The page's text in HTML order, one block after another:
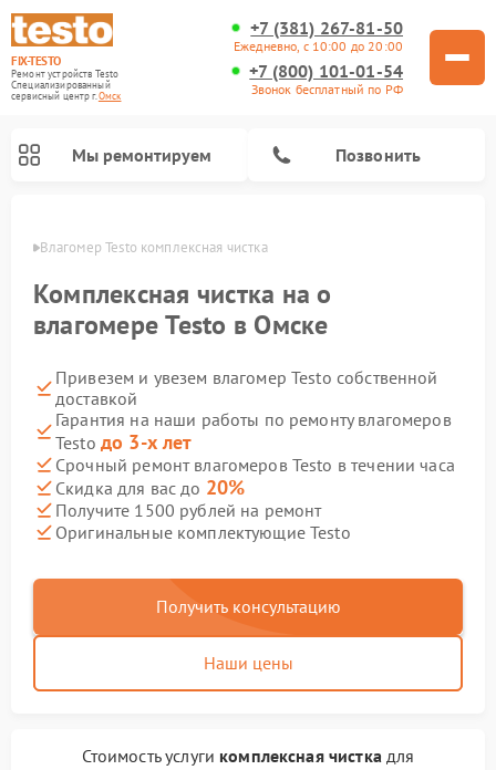
FIX-TESTO
Ремонт устройств Testo
Специализированный
cервисный центр г.Омск
+7 (381) 267-81-50
Ежедневно, с 10:00 до 20:00
+7 (800) 101-01-54
Звонок бесплатный по РФ
Мы ремонтируем Позвонить
Влагомер Testo комплексная чистка
Комплексная чистка на о
влагомере Testo в Омске
Привезем и увезем влагомер Testo собственной
доставкой
Гарантия на наши работы по ремонту влагомеров
Testo до 3-х лет
Срочный ремонт влагомеров Testo в течении часа
Скидка для вас до 20%
Получите 1500 рублей на ремонт
Оригинальные комплектующие Testo
Получить консультацию
Наши цены
Стоимость услуги комплексная чисткадля